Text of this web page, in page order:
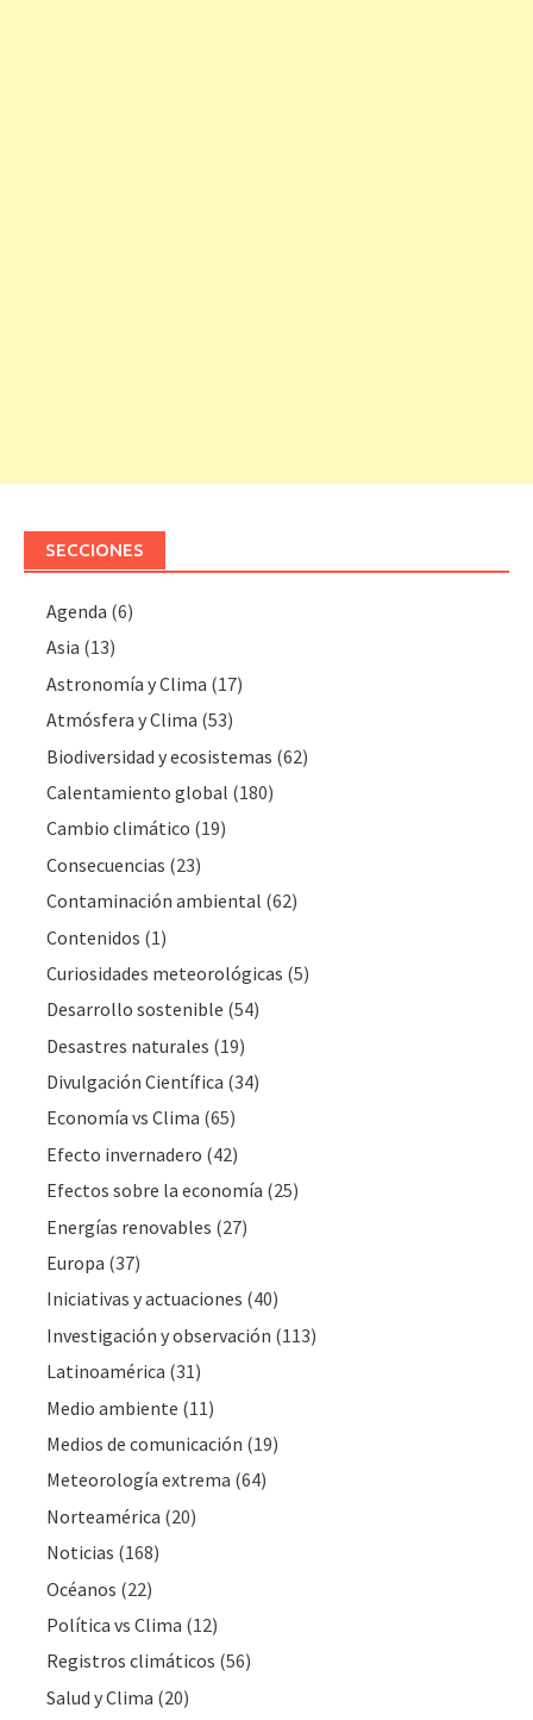
SECCIONES
Agenda (6)
Asia (13)
Astronomía y Clima (17)
Atmósfera y Clima (53)
Biodiversidad y ecosistemas (62)
Calentamiento global (180)
Cambio climático (19)
Consecuencias (23)
Contaminación ambiental (62)
Contenidos (1)
Curiosidades meteorológicas (5)
Desarrollo sostenible (54)
Desastres naturales (19)
Divulgación Cientí­fica (34)
Economía vs Clima (65)
Efecto invernadero (42)
Efectos sobre la economía (25)
Energías renovables (27)
Europa (37)
Iniciativas y actuaciones (40)
Investigación y observación (113)
Latinoamérica (31)
Medio ambiente (11)
Medios de comunicación (19)
Meteorologí­a extrema (64)
Norteamérica (20)
Noticias (168)
Océanos (22)
Polí­tica vs Clima (12)
Registros climáticos (56)
Salud y Clima (20)